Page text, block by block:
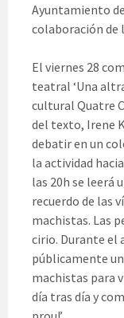
Ayuntamiento
colaboración de
El viernes 28
teatral ‘Una
cultural Quatre
del texto, Irene
debatir en un
la actividad
las 20h se leerá
recuerdo de las
machistas. Las
cirio. Durante el
públicamente
machistas para
día tras día y